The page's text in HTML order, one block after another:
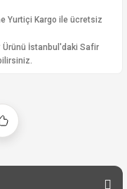
Yurtiçi Kargo ile ücretsiz
Ürünü İstanbul'daki Safir